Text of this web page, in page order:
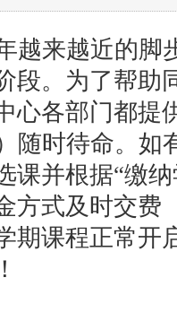
来越近的脚
段。为了帮助
心各部门都提
随时待命。
课并根据“缴
方式及时交费
期课程正常